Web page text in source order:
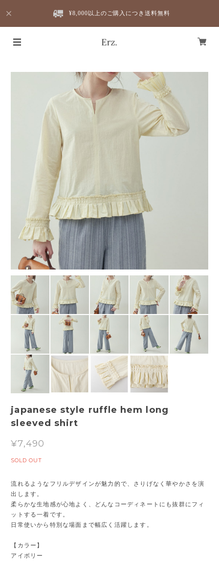
¥8,000以上のご購入につき送料無料
japanese style ruffle hem long
sleeved shirt
¥7,490
SOLD OUT
流れるようなフリルデザインが魅力的で、さりげなく華やかさを演
出します。
柔らかな生地感が心地よく、どんなコーディネートにも抜群にフィ
ットする一着です。
日常使いから特別な場面まで幅広く活躍します。
【カラー】
アイボリー